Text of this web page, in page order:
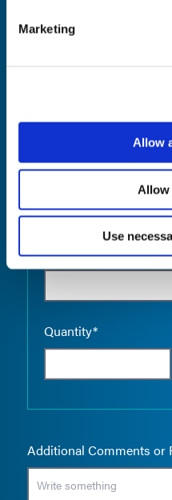
Marketing
Allow
Allow
Use
Product Name*
Quantity*
Additional Comments or